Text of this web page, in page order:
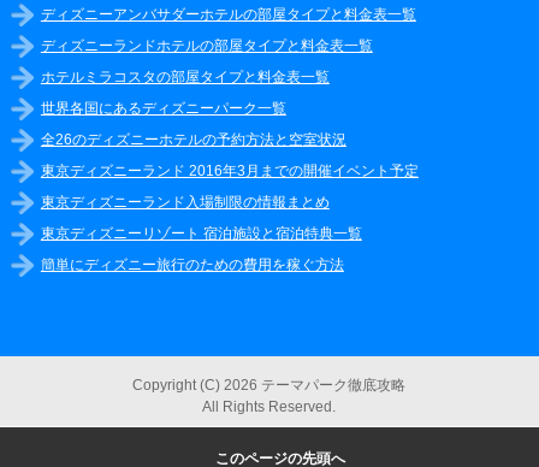
ディズニーアンバサダーホテルの部屋タイプと料金表一覧
ディズニーランドホテルの部屋タイプと料金表一覧
ホテルミラコスタの部屋タイプと料金表一覧
世界各国にあるディズニーパーク一覧
全26のディズニーホテルの予約方法と空室状況
東京ディズニーランド 2016年3月までの開催イベント予定
東京ディズニーランド入場制限の情報まとめ
東京ディズニーリゾート 宿泊施設と宿泊特典一覧
簡単にディズニー旅行のための費用を稼ぐ方法
Copyright (C) 2026 テーマパーク徹底攻略
All Rights Reserved.
このページの先頭へ